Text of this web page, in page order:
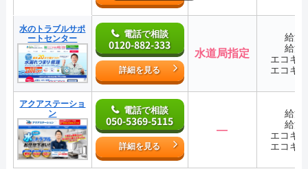
水のトラブルサポ
ートセンター
電話で相談
0120-882-333
詳細を見る
水道局指定
給湯
給湯
エコキ
エコキ
アクアステーショ
ン
電話で相談
050-5369-5115
詳細を見る
―
給湯
給湯
エコキ
エコキ